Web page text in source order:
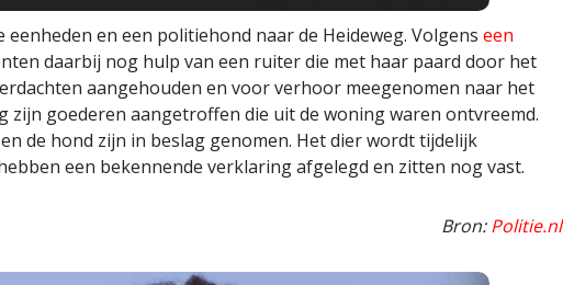
en een politiehond naar de Heideweg. Volgens een
daarbij nog hulp van een ruiter die met haar paard door het
aangehouden en voor verhoor meegenomen naar het
zijn goederen aangetroffen die uit de woning waren ontvreemd.
de hond zijn in beslag genomen. Het dier wordt tijdelijk
een bekennende verklaring afgelegd en zitten nog vast.
Bron:Politie.nl